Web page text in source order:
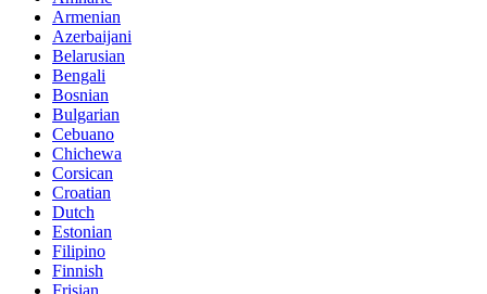
Armenian
Azerbaijani
Belarusian
Bengali
Bosnian
Bulgarian
Cebuano
Chichewa
Corsican
Croatian
Dutch
Estonian
Filipino
Finnish
Frisian